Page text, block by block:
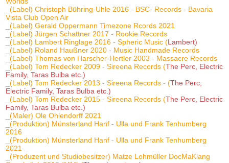
_(Label) Christoph Bühring-Uhle 2016 - BSC- Records - Bavaria
Vista Club Open Air
_(Label) Gerald Oppermann Timezone Rcords 2021
_(Label) Jürgen Schattner 2017 - Rookie Records
_(Label) Lambert Ringlage 2016 - Spheric Music (Lambert)
_(Label) Roland Haußner 2020 - Music Handmade Records
_(Label) Thomas von Harscher-Hertler 2003 - Massacre Records
_(Label) Tom Redecker 2009 - Sireena Records (The Perc, Electric
Family, Taras Bulba etc.)
_(Label) Tom Redecker 2013 - Sireena Records - (The Perc,
Electric Family, Taras Bulba etc.)
_(Label) Tom Redecker 2015 - Sireena Records (The Perc, Electric
Family, Taras Bulba etc.)
_(Maler) Ole Ohlendorff 2021
_(Produktion) Münsterland Hanf - Ulla und Frank Tenhumberg
2016
_(Produktion) Münsterland Hanf - Ulla und Frank Tenhumberg
2021
_(Produzent und Studiobesitzer) Matze Lohmüller DocMaKlang